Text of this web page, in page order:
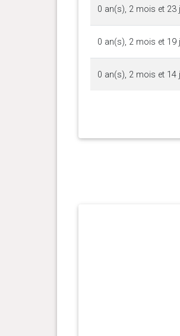
0 an(s), 2 mois et 23
0 an(s), 2 mois et 19
0 an(s), 2 mois et 14